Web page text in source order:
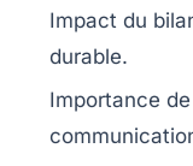
Impact du
durable.
Importance